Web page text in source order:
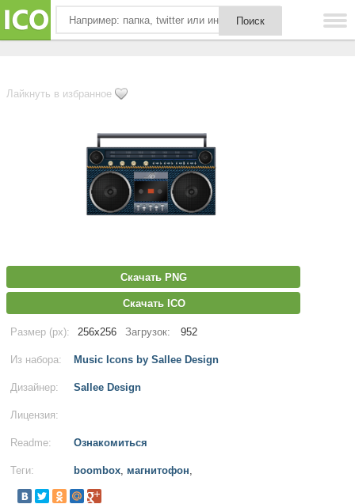
Лайкнуть в избранное
Скачать PNG
Скачать ICO
Размер (px): 256x256 Загрузок: 952
Из набора: Music Icons by Sallee Design
Дизайнер: Sallee Design
Лицензия:
Readme: Ознакомиться
Теги: boombox, магнитофон,